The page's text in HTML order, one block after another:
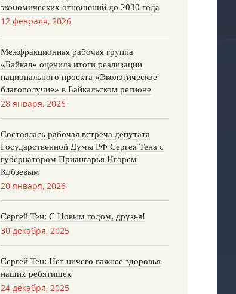
экономических отношений до 2030 года
12 февраля, 2026
Межфракционная рабочая группа
«Байкал» оценила итоги реализации
национального проекта «Экологическое
благополучие» в Байкальском регионе
28 января, 2026
Состоялась рабочая встреча депутата
Государственной Думы РФ Сергея Тена с
губернатором Приангарья Игорем
Кобзевым
20 января, 2026
Сергей Тен: С Новым годом, друзья!
30 декабря, 2025
Сергей Тен: Нет ничего важнее здоровья
наших ребятишек
24 декабря, 2025